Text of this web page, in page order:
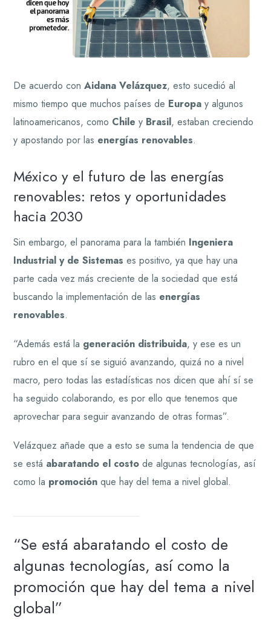
De acuerdo conAidana Velázquez, esto sucedió al
mismo tiempo que muchos países de Europa y algunos
latinoamericanos, como Chile y Brasil, estaban creciendo
y apostando por las energías renovables.
México y el futuro de las energías
renovables: retos y oportunidades
hacia 2030
Sin embargo, el panorama para la también Ingeniera
Industrial y de Sistemas es positivo, ya que hay una
parte cada vez más creciente de la sociedad que está
buscando la implementación de las energías
renovables.
“Además está la generación distribuida, y ese es un
rubro en el que sí se siguió avanzando, quizá no a nivel
macro, pero todas las estadísticas nos dicen que ahí sí se
ha seguido colaborando, es por ello que tenemos que
aprovechar para seguir avanzando de otras formas”.
Velázquez añade que a esto se suma la tendencia de que
se está abaratando el costo de algunas tecnologías, así
como la promoción que hay del tema a nivel global.
Se está abaratando el costo de
algunas tecnologías, así como la
promoción que hay del tema a nivel
global